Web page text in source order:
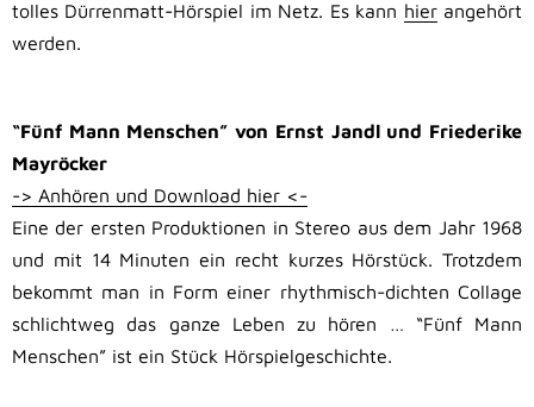
tolles Dürrenmatt-Hörspiel im Netz. Es kann hierangehört
werden.
“Fünf Mann Menschen” von Ernst Jandl und Friederike
Mayröcker
-> Anhören und Download hier <-
Eine der ersten Produktionen in Stereo aus dem Jahr 1968
und mit 14 Minuten ein recht kurzes Hörstück. Trotzdem
bekommt man in Form einer rhythmisch-dichten Collage
schlichtweg das ganze Leben zu hören … “Fünf Mann
Menschen” ist ein Stück Hörspielgeschichte.